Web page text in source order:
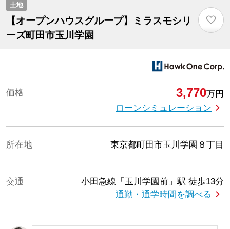
土地
【オープンハウスグループ】ミラスモシリ
ーズ町田市玉川学園
♡
価格 3,770万円
ローンシミュレーション
所在地 東京都町田市玉川学園８丁目
交通 小田急線「玉川学園前」駅 徒歩13分
通勤・通学時間を調べる